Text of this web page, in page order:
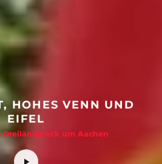
HOHES VENN UND
EIFEL
Dreiländereck um Aachen